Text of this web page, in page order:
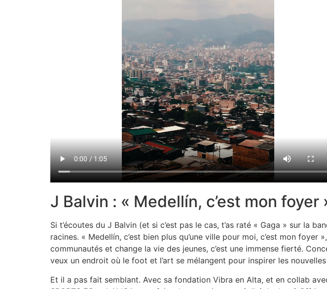
J Balvin : « Medellín, c’est mon foyer
Si t’écoutes du J Balvin (et si c’est pas le cas, t’as raté « Gaga » sur la
racines. « Medellín, c’est bien plus qu’une ville pour moi, c’est mon
communautés et change la vie des jeunes, c’est une immense fierté.
veux un endroit où le foot et l’art se mélangent pour inspirer les
Et il a pas fait semblant. Avec sa fondation Vibra en Alta, et en collab